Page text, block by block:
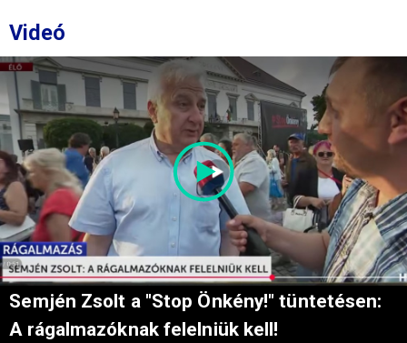
Videó
Semjén Zsolt a "Stop Önkény!" tüntetésen:
A rágalmazóknak felelniük kell!